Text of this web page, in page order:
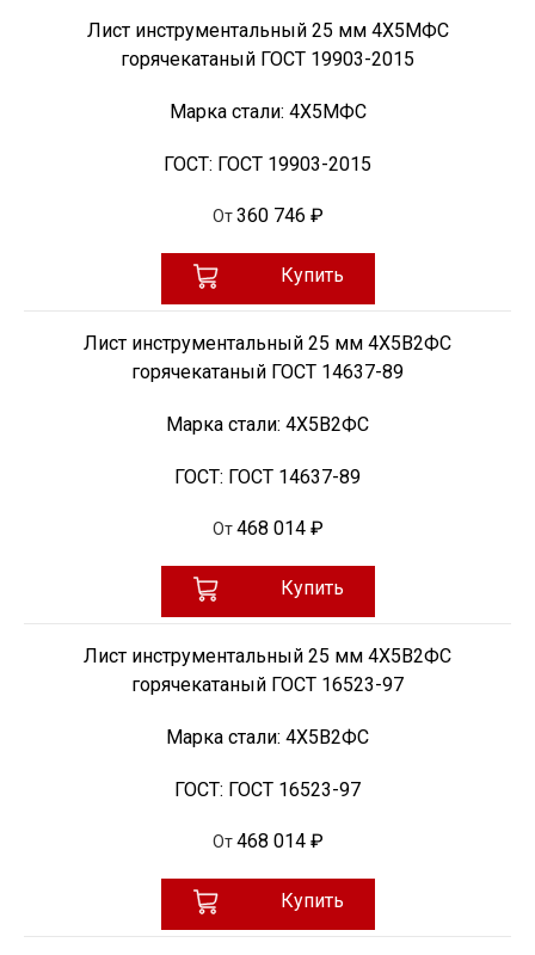
Лист инструментальный 25 мм 4Х5МФС
горячекатаный ГОСТ 19903-2015
Марка стали: 4Х5МФС
ГОСТ: ГОСТ 19903-2015
От 360 746 ₽
Купить
Лист инструментальный 25 мм 4Х5В2ФС
горячекатаный ГОСТ 14637-89
Марка стали: 4Х5В2ФС
ГОСТ: ГОСТ 14637-89
От 468 014 ₽
Купить
Лист инструментальный 25 мм 4Х5В2ФС
горячекатаный ГОСТ 16523-97
Марка стали: 4Х5В2ФС
ГОСТ: ГОСТ 16523-97
От 468 014 ₽
Купить